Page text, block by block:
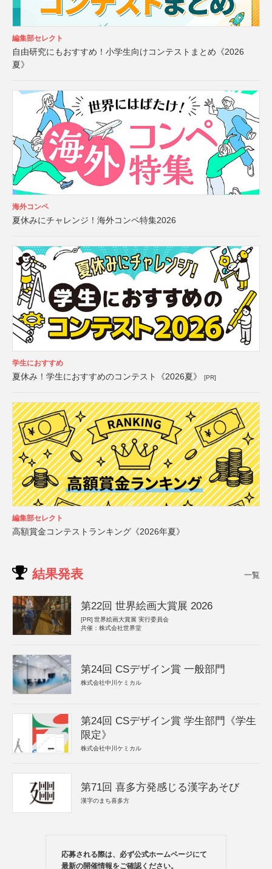
編集部セレクト
自由研究にもおすすめ！小学生向けコンテストまとめ《2026
夏》
海外コンペ
夏休みにチャレンジ！海外コンペ特集2026
学生におすすめ
夏休み！学生におすすめのコンテスト《2026夏》 [PR]
編集部セレクト
高額賞金コンテストランキング《2026年夏》
結果発表 一覧
第22回 世界絵画大賞展 2026
[PR] 世界絵画大賞展 実行委員会
共催：株式会社世界堂
第24回 CSデザイン賞 一般部門
株式会社中川ケミカル
第24回 CSデザイン賞 学生部門《学生
限定》
株式会社中川ケミカル
第71回 喜多方発感じる漢字あそび
漢字のまち喜多方
応募される際は、必ず公式ホームページにて
最新の開催情報をご確認ください。